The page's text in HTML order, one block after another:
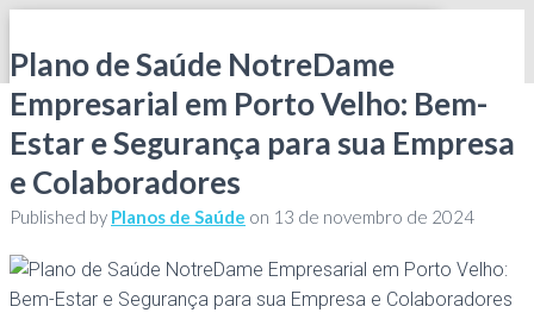
PÁGINA INICIAL
QUEM SOMOS
PLANOS DE SAÚDE
Amil
Bradesco Sáude
NotreDame
SulAmérica
Unimed
Plano de Saúde NotreDame
Empresarial em Porto Velho: Bem-
Estar e Segurança para sua Empresa
e Colaboradores
Published by Planos de Saúde on 13 de novembro de 2024